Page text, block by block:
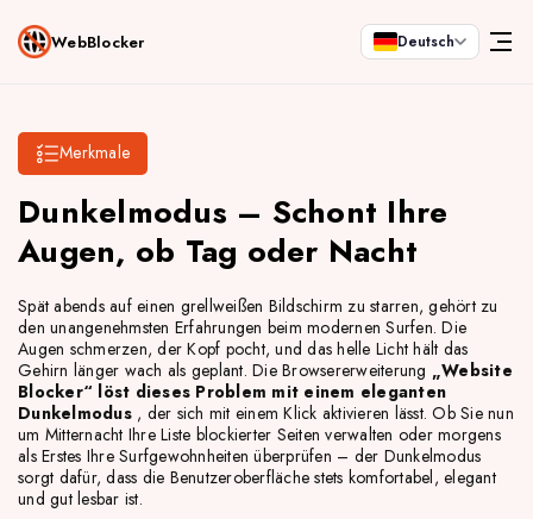
WebBlocker Deutsch
Merkmale
Dunkelmodus – Schont Ihre
Augen, ob Tag oder Nacht
Spät abends auf einen grellweißen Bildschirm zu starren, gehört zu
den unangenehmsten Erfahrungen beim modernen Surfen. Die
Augen schmerzen, der Kopf pocht, und das helle Licht hält das
Gehirn länger wach als geplant. Die Browsererweiterung „Website
Blocker“ löst dieses Problem mit einem eleganten
Dunkelmodus, der sich mit einem Klick aktivieren lässt. Ob Sie nun
um Mitternacht Ihre Liste blockierter Seiten verwalten oder morgens
als Erstes Ihre Surfgewohnheiten überprüfen – der Dunkelmodus
sorgt dafür, dass die Benutzeroberfläche stets komfortabel, elegant
und gut lesbar ist.